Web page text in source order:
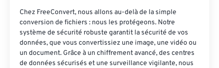
Chez FreeConvert, nous allons au-delà de la simple
conversion de fichiers : nous les protégeons. Notre
système de sécurité robuste garantit la sécurité de vos
données, que vous convertissiez une image, une vidéo ou
un document. Grâce à un chiffrement avancé, des centres
de données sécurisés et une surveillance vigilante, nous